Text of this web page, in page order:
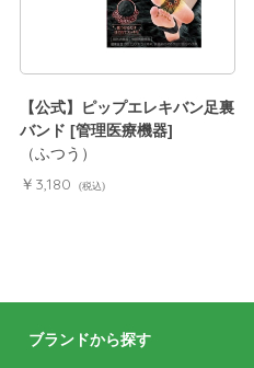
【公式】ピップエレキバン足裏
バンド [管理医療機器]
（ふつう）
￥3,180 (税込)
ブランドから探す